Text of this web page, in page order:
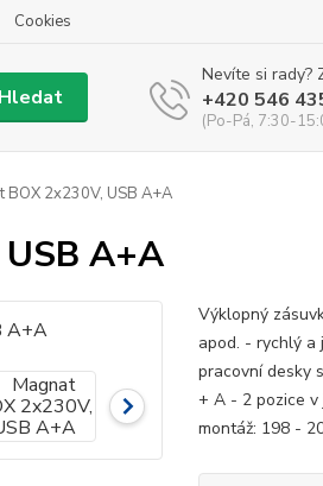
Cookies
Hledat
Nevíte si rady?
+420 546
(Po-Pá, 7:30-
BOX 2x230V, USB A+A
A+A
Výklopný
apod. - rychlý a
pracovní desky
+ A - 2 pozice v
montáž: 198 -